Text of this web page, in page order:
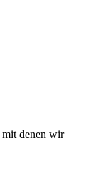
mit denen wir